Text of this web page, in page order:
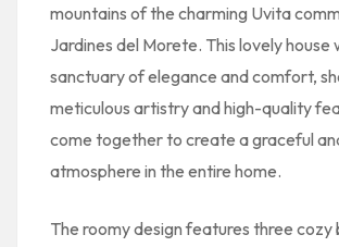
mountains of the charming Uvita
Jardines del Morete. This lovely house
sanctuary of elegance and comfort,
meticulous artistry and high-quality
come together to create a graceful
atmosphere in the entire home.
The roomy design features three cozy